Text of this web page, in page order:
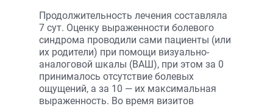
Продолжительность лечения составляла
7 сут. Оценку выраженности болевого
синдрома проводили сами пациенты (или
их родители) при помощи визуально-
аналоговой шкалы (ВАШ), при этом за 0
принималось отсутствие болевых
ощущений, а за 10 — их максимальная
выраженность. Во время визитов